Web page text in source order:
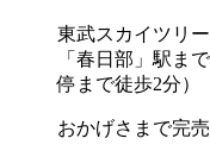
東武スカイツリ
「春日部」駅ま
停まで徒歩2分）
おかげさまで完